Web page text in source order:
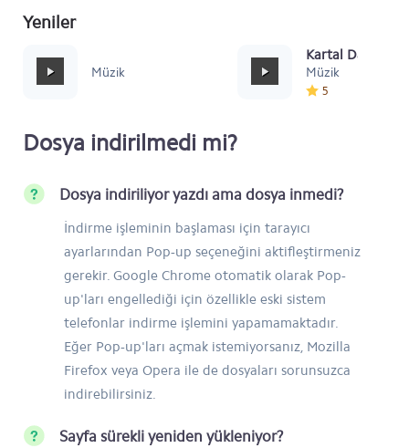
Yeniler
Müzik
Kartal Dansı
Müzik
5
Dosya indirilmedi mi?
Dosya indiriliyor yazdı ama dosya inmedi?
İndirme işleminin başlaması için tarayıcı
ayarlarından Pop-up seçeneğini aktifleştirmeniz
gerekir. Google Chrome otomatik olarak Pop-
up'ları engellediği için özellikle eski sistem
telefonlar indirme işlemini yapamamaktadır.
Eğer Pop-up'ları açmak istemiyorsanız, Mozilla
Firefox veya Opera ile de dosyaları sorunsuzca
indirebilirsiniz.
Sayfa sürekli yeniden yükleniyor?